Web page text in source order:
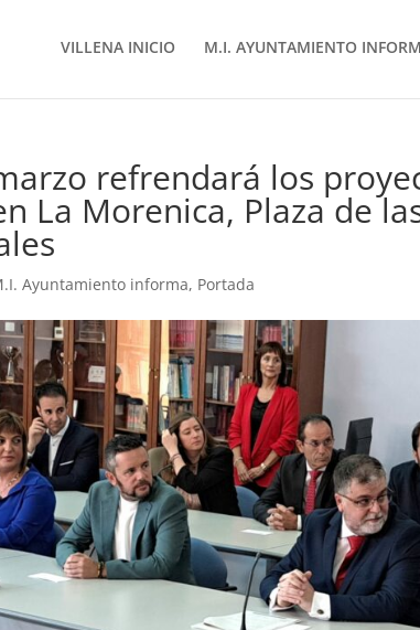
VILLENA INICIO M.I. AYUNTAMIENTO
refrendará los
La Morenica, Plaza de
Ayuntamiento informa, Portada